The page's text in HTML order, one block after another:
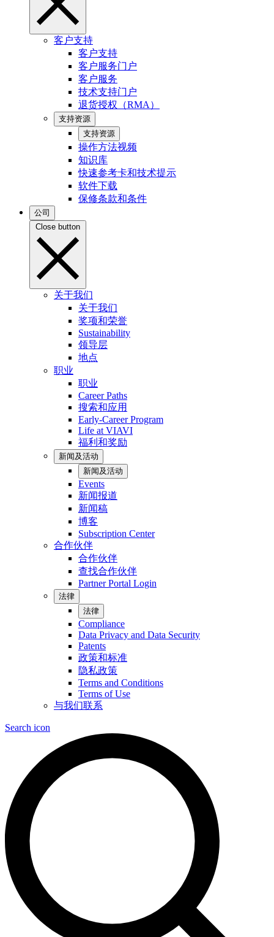
客户支持
客户支持
客户服务门户
客户服务
技术支持门户
退货授权（RMA）
支持资源
支持资源
操作方法视频
知识库
快速参考卡和技术提示
软件下载
保修条款和条件
公司
Close button
关于我们
关于我们
奖项和荣誉
Sustainability
领导层
地点
职业
职业
Career Paths
搜索和应用
Early-Career Program
Life at VIAVI
福利和奖励
新闻及活动
新闻及活动
Events
新闻报道
新闻稿
博客
Subscription Center
合作伙伴
合作伙伴
查找合作伙伴
Partner Portal Login
法律
法律
Compliance
Data Privacy and Data Security
Patents
政策和标准
隐私政策
Terms and Conditions
Terms of Use
与我们联系
Search icon